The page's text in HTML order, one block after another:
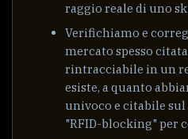
raggio reale di uno
Verifichiamo e
mercato spesso
rintracciabile in un
esiste, a quanto
univoco e citabile
"RFID-blocking" per